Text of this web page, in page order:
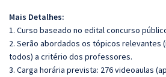
Mais Detalhes:
1. Curso baseado no edital concurso público
2. Serão abordados os tópicos relevantes
todos) a critério dos professores.
3. Carga horária prevista: 276 videoaulas